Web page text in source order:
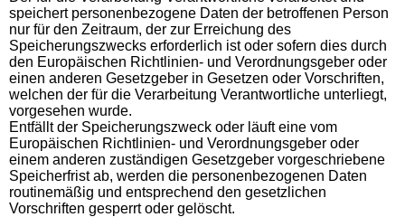
speichert personenbezogene Daten der betroffenen Person
nur für den Zeitraum, der zur Erreichung des
Speicherungszwecks erforderlich ist oder sofern dies durch
den Europäischen Richtlinien- und Verordnungsgeber oder
einen anderen Gesetzgeber in Gesetzen oder Vorschriften,
welchen der für die Verarbeitung Verantwortliche unterliegt,
vorgesehen wurde.
Entfällt der Speicherungszweck oder läuft eine vom
Europäischen Richtlinien- und Verordnungsgeber oder
einem anderen zuständigen Gesetzgeber vorgeschriebene
Speicherfrist ab, werden die personenbezogenen Daten
routinemäßig und entsprechend den gesetzlichen
Vorschriften gesperrt oder gelöscht.